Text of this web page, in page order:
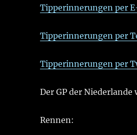
Tipperinnerungen per
Tipperinnerungen per
Tipperinnerungen per
Der GP der
Rennen: